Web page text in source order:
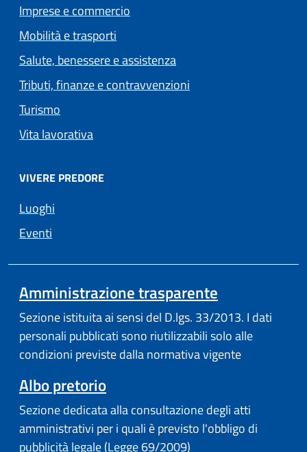
Imprese e commercio
Mobilità e trasporti
Salute, benessere e assistenza
Tributi, finanze e contravvenzioni
Turismo
Vita lavorativa
VIVERE PREDORE
Luoghi
Eventi
Amministrazione trasparente
Sezione istituita ai sensi del D.lgs. 33/2013. I dati
personali pubblicati sono riutilizzabili solo alle
condizioni previste dalla normativa vigente
Albo pretorio(apre in un'altra scheda).
Sezione dedicata alla consultazione degli atti
amministrativi per i quali è previsto l'obbligo di
pubblicità legale (Legge 69/2009)